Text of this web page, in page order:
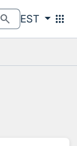
search EST apps